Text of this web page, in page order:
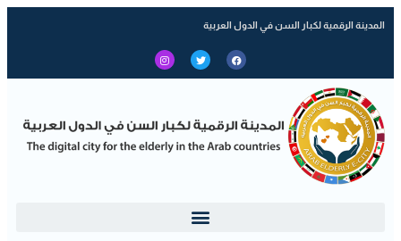
المدينة الرقمية لكبار السن في الدول العربية